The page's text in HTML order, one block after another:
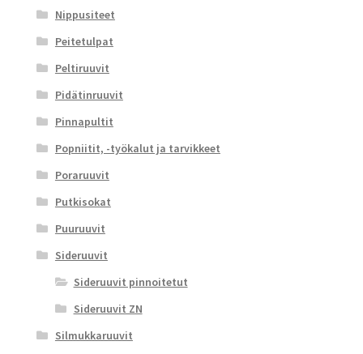
Nippusiteet
Peitetulpat
Peltiruuvit
Pidätinruuvit
Pinnapultit
Popniitit, -työkalut ja tarvikkeet
Poraruuvit
Putkisokat
Puuruuvit
Sideruuvit
Sideruuvit pinnoitetut
Sideruuvit ZN
Silmukkaruuvit